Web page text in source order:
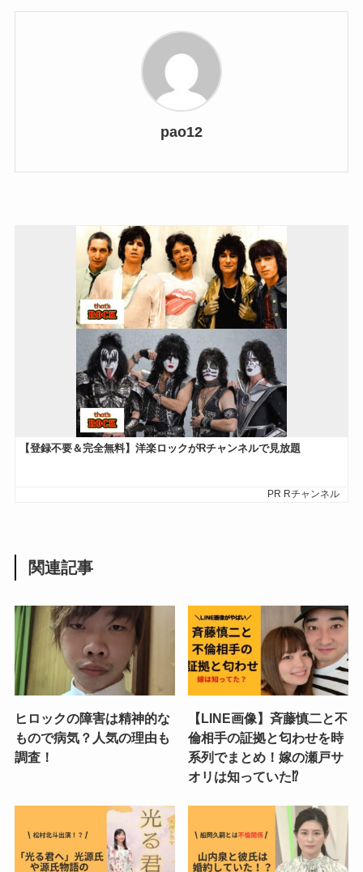
pao12
関連記事
ヒロックの障害は精神的な
もので病気？人気の理由も
調査！
【LINE画像】斉藤慎二と不
倫相手の証拠と匂わせを時
系列でまとめ！嫁の瀬戸サ
オリは知っていた⁉︎